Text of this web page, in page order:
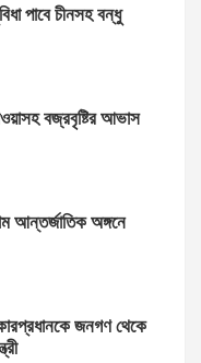
পাবে চীনসহ বন্ধু
বজ্রবৃষ্টির আভাস
আন্তর্জাতিক অঙ্গনে
জনগণ থেকে